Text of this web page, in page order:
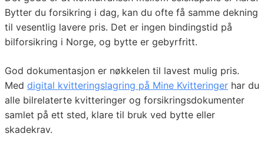
Bytter du forsikring i dag, kan du ofte få samme dekning
til vesentlig lavere pris. Det er ingen bindingstid på
bilforsikring i Norge, og bytte er gebyrfritt.
God dokumentasjon er nøkkelen til lavest mulig pris.
Med digital kvitteringslagring på Mine Kvitteringer har du
alle bilrelaterte kvitteringer og forsikringsdokumenter
samlet på ett sted, klare til bruk ved bytte eller
skadekrav.